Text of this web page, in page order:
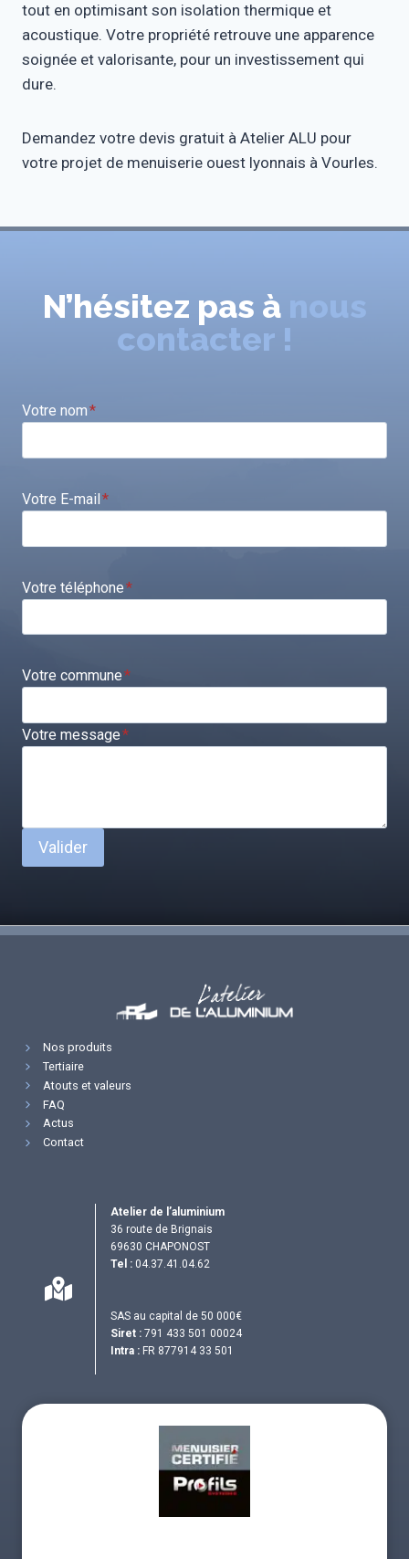
tout en optimisant son isolation thermique et
acoustique. Votre propriété retrouve une apparence
soignée et valorisante, pour un investissement qui
dure.
Demandez votre devis gratuit à Atelier ALU pour
votre projet de menuiserie ouest lyonnais à Vourles.
N’hésitez pas à nous
contacter !
Votre nom*
Votre E-mail*
Votre téléphone*
Votre commune*
Votre message*
Valider
Nos produits
Tertiaire
Atouts et valeurs
FAQ
Actus
Contact
Atelier de l’aluminium
36 route de Brignais
69630 CHAPONOST
Tel : 04.37.41.04.62
SAS au capital de 50 000€
Siret : 791 433 501 00024
Intra : FR 877914 33 501